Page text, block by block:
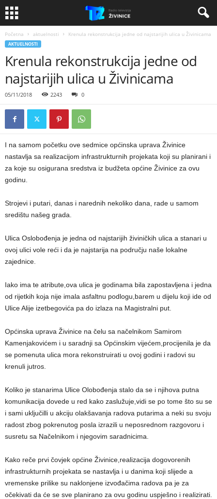
Početna aktuelnosti Krenula rekonstrukcija jedne od najstarijih ulica u Živinicama
AKTUELNOSTI
Krenula rekonstrukcija jedne od
najstarijih ulica u Živinicama
05/11/2018 2243 0
I na samom početku ove sedmice općinska uprava Živinice
nastavlja sa realizacijom infrastrukturnih projekata koji su planirani i
za koje su osigurana sredstva iz budžeta općine Živinice za ovu
godinu.
Strojevi i putari, danas i narednih nekoliko dana, rade u samom
središtu našeg grada.
Ulica Oslobođenja je jedna od najstarijih živiničkih ulica a stanari u
ovoj ulici vole reći i da je najstarija na području naše lokalne
zajednice.
Iako ima te atribute,ova ulica je godinama bila zapostavljena i jedna
od rijetkih koja nije imala asfaltnu podlogu,barem u dijelu koji ide od
Ulice Alije izetbegovića pa do izlaza na Magistralni put.
Općinska uprava Živinice na čelu sa načelnikom Samirom
Kamenjakovićem i u saradnji sa Općinskim vijećem,procijenila je da
se pomenuta ulica mora rekonstruirati u ovoj godini i radovi su
krenuli jutros.
Koliko je stanarima Ulice Olobođenja stalo da se i njihova putna
komunikacija dovede u red kako zaslužuje,vidi se po tome što su se
i sami uključilli u akciju olakšavanja radova putarima a neki su svoju
radost zbog pokrenutog posla izrazili u neposrednom razgovoru i
susretu sa Načelnikom i njegovim saradnicima.
Kako reče prvi čovjek općine Živinice,realizacija dogovorenih
infrastrukturnih projekata se nastavlja i u danima koji slijede a
vremenske prilike su naklonjene izvođačima radova pa je za
očekivati da će se sve planirano za ovu godinu uspješno i realizirati.